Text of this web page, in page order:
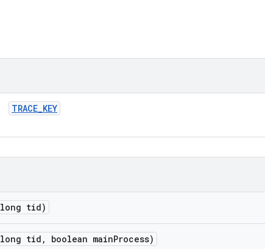
TRACE_KEY
long tid)
long tid , boolean mainProcess)